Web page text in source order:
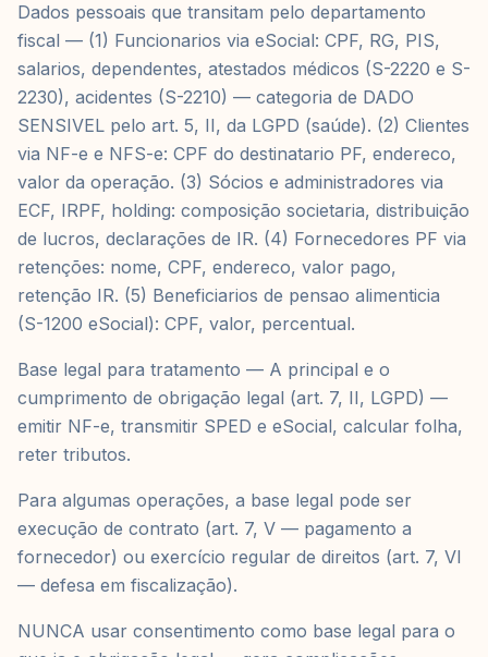
Dados pessoais que transitam pelo departamento
fiscal — (1) Funcionarios via eSocial: CPF, RG, PIS,
salarios, dependentes, atestados médicos (S-2220 e S-
2230), acidentes (S-2210) — categoria de DADO
SENSIVEL pelo art. 5, II, da LGPD (saúde). (2) Clientes
via NF-e e NFS-e: CPF do destinatario PF, endereco,
valor da operação. (3) Sócios e administradores via
ECF, IRPF, holding: composição societaria, distribuição
de lucros, declarações de IR. (4) Fornecedores PF via
retenções: nome, CPF, endereco, valor pago,
retenção IR. (5) Beneficiarios de pensao alimenticia
(S-1200 eSocial): CPF, valor, percentual.
Base legal para tratamento — A principal e o
cumprimento de obrigação legal (art. 7, II, LGPD) —
emitir NF-e, transmitir SPED e eSocial, calcular folha,
reter tributos.
Para algumas operações, a base legal pode ser
execução de contrato (art. 7, V — pagamento a
fornecedor) ou exercício regular de direitos (art. 7, VI
— defesa em fiscalização).
NUNCA usar consentimento como base legal para o